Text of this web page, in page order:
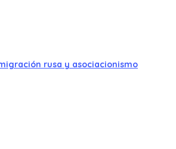
rusa y asociacionismo